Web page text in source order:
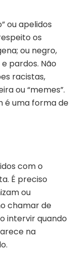
ou apelidos
os
ou negro,
pardos. Não
racistas,
ou “memes”.
é uma forma de
com o
É preciso
ou
chamar de
intervir quando
na